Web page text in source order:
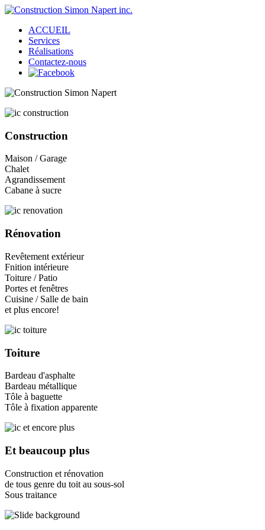
ACCUEIL
Services
Réalisations
Contactez-nous
Construction
Maison / Garage
Chalet
Agrandissement
Cabane à sucre
Rénovation
Revêtement extérieur
Fnition intérieure
Toiture / Patio
Portes et fenêtres
Cuisine / Salle de bain
et plus encore!
Toiture
Bardeau d'asphalte
Bardeau métallique
Tôle à baguette
Tôle à fixation apparente
Et beaucoup plus
Construction et rénovation
de tous genre du toit au sous-sol
Sous traitance